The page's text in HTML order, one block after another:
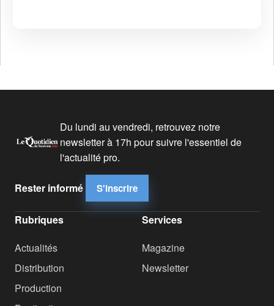
Du lundi au vendredi, retrouvez notre
newsletter à 17h pour suivre l'essentiel de
l'actualité pro.
Rester informé S'inscrire
Rubriques
Actualités
Distribution
Production
Services
Magazine
Newsletter